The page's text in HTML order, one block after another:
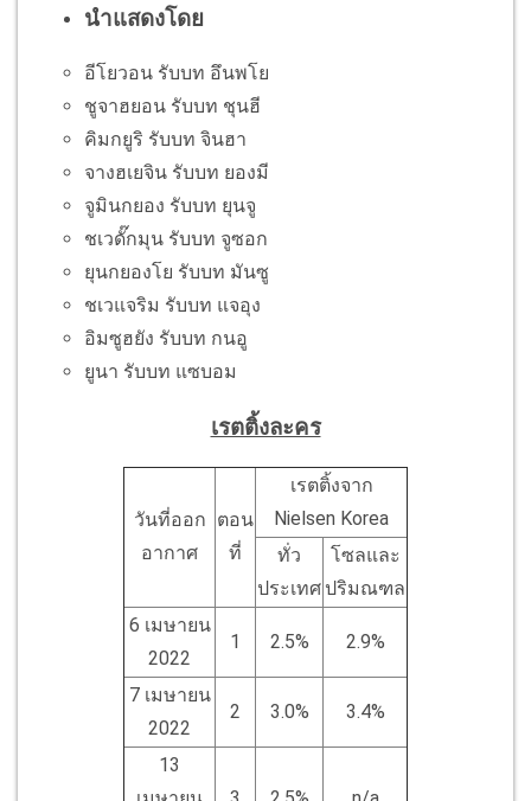
นำแสดงโดย
อีโยวอน รับบท อึนพโย
ชูจาฮยอน รับบท ชุนฮี
คิมกยูริ รับบท จินฮา
จางฮเยจิน รับบท ยองมี
จูมินกยอง รับบท ยุนจู
ชเวดั๊กมุน รับบท จูซอก
ยุนกยองโย รับบท มันซู
ชเวแจริม รับบท แจอุง
อิมซูฮยัง รับบท กนอู
ยูนา รับบท แซบอม
เรตติ้งละคร
วันที่ออก
อากาศ
ตอน
ที่
เรตติ้งจาก
Nielsen Korea
ทั่ว
ประเทศ
โซลและ
ปริมณฑล
6 เมษายน
2022
1 2.5% 2.9%
7 เมษายน
2022
2 3.0% 3.4%
13